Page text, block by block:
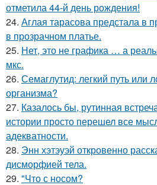
отметила 44-й день рождения!
24. Аглая тарасова предстала в
в прозрачном платье.
25. Нет, это не графика … а
мкс.
26. Семаглутид: легкий путь или
организма?
27. Казалось бы, рутинная
истории просто перешел все
адекватности.
28. Энн хэтэуэй откровенно
дисморфией тела.
29. "Что с носом?